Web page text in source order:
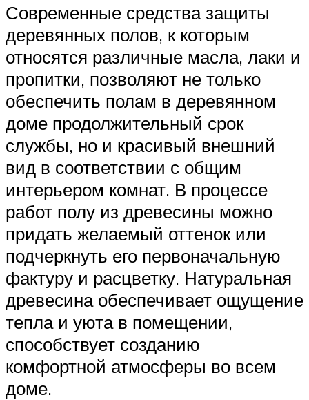
Современные средства защиты
деревянных полов, к которым
относятся различные масла, лаки и
пропитки, позволяют не только
обеспечить полам в деревянном
доме продолжительный срок
службы, но и красивый внешний
вид в соответствии с общим
интерьером комнат. В процессе
работ полу из древесины можно
придать желаемый оттенок или
подчеркнуть его первоначальную
фактуру и расцветку. Натуральная
древесина обеспечивает ощущение
тепла и уюта в помещении,
способствует созданию
комфортной атмосферы во всем
доме.